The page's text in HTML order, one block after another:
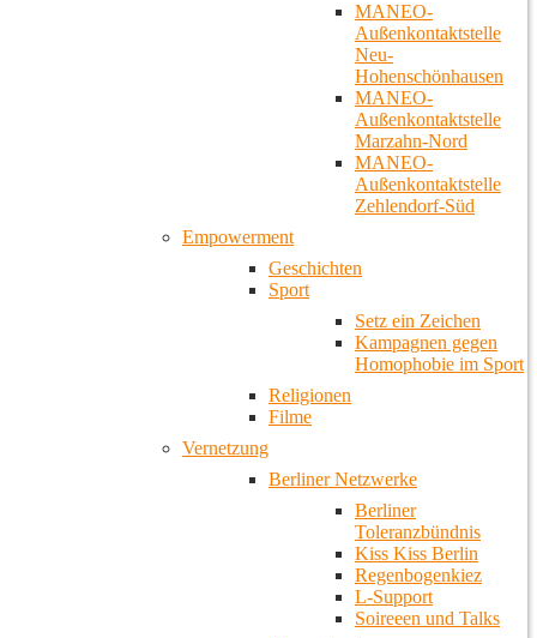
MANEO-
Außenkontaktstelle
Neu-
Hohenschönhausen
MANEO-
Außenkontaktstelle
Marzahn-Nord
MANEO-
Außenkontaktstelle
Zehlendorf-Süd
Empowerment
Geschichten
Sport
Setz ein Zeichen
Kampagnen gegen
Homophobie im Sport
Religionen
Filme
Vernetzung
Berliner Netzwerke
Berliner
Toleranzbündnis
Kiss Kiss Berlin
Regenbogenkiez
L-Support
Soireeen und Talks